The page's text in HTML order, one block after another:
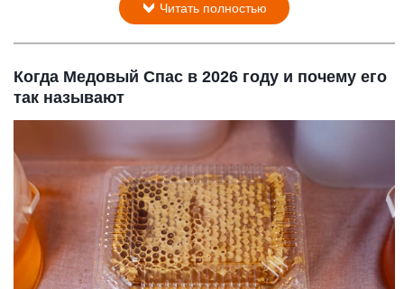
Читать полностью
Когда Медовый Спас в 2026 году и почему его
так называют